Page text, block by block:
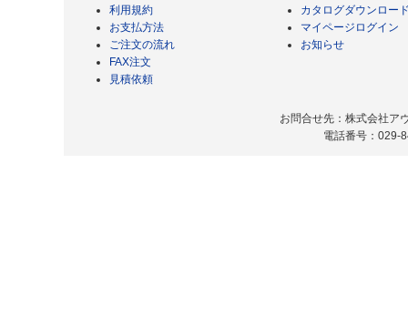
利用規約
お支払方法
ご注文の流れ
FAX注文
見積依頼
カタログダウンロー
マイページログイン
お知らせ
お問合せ先：株式会社ア
電話番号：